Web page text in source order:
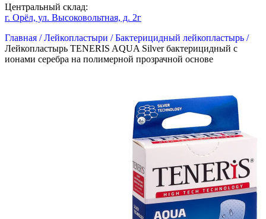
Центральный склад:
г. Орёл, ул. Высоковольтная, д. 2г
Главная /Лейкопластыри /Бактерицидный лейкопластырь /
Лейкопластырь TENERIS AQUA Silver бактерицидный с
ионами серебра на полимерной прозрачной основе